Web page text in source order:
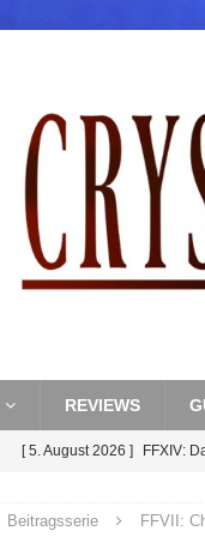
REVIEWS
[ 5. August 2026 ] FFXIV:
[ 5. August 2026 ]
Beitragsserie FFVII: